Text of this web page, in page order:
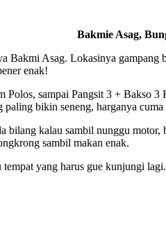
Bakmie Asag,
Asag. Lokasinya
enak!
sampai Pangsit 3 + Bakso
bikin seneng, harganya
bilang kalau sambil nunggu
sambil makan enak.
yang harus gue kunjungi